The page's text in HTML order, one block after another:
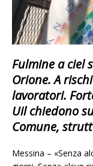
Fulmine a ciel
Orione. A
lavoratori.
Uil chiedono
Comune,
Messina – «Senza